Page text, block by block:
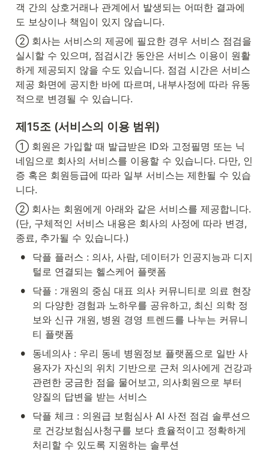
객 간의 상호거래나 관계에서 발생되는 어떠한 결과에
도 보상이나 책임이 있지 않습니다.
② 회사는 서비스의 제공에 필요한 경우 서비스 점검을
실시할 수 있으며, 점검시간 동안은 서비스 이용이 원활
하게 제공되지 않을 수도 있습니다. 점검 시간은 서비스
제공 화면에 공지한 바에 따르며, 내부사정에 따라 유동
적으로 변경될 수 있습니다.
제15조 (서비스의 이용 범위)
① 회원은 가입할 때 발급받은 ID와 고정필명 또는 닉
네임으로 회사의 서비스를 이용할 수 있습니다. 다만, 인
증 혹은 회원등급에 따라 일부 서비스는 제한될 수 있습
니다.
② 회사는 회원에게 아래와 같은 서비스를 제공합니다.
(단, 구체적인 서비스 내용은 회사의 사정에 따라 변경,
종료, 추가될 수 있습니다.)
•
닥플 플러스 : 의사, 사람, 데이터가 인공지능과 디지
털로 연결되는 헬스케어 플랫폼
•
닥플 : 개원의 중심 대표 의사 커뮤니티로 의료 현장
의 다양한 경험과 노하우를 공유하고, 최신 의학 정
보와 신규 개원, 병원 경영 트렌드를 나누는 커뮤니
티 플랫폼
•
동네의사 : 우리 동네 병원정보 플랫폼으로 일반 사
용자가 자신의 위치 기반으로 근처 의사에게 건강과
관련한 궁금한 점을 물어보고, 의사회원으로 부터
양질의 답변을 받는 서비스
•
닥플 체크 : 의원급 보험심사 AI 사전 점검 솔루션으
로 건강보험심사청구를 보다 효율적이고 정확하게
처리할 수 있도록 지원하는 솔루션